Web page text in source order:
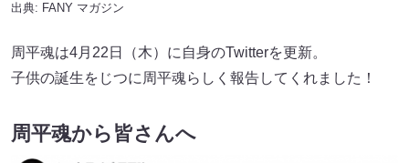
出典: FANY マガジン
周平魂は4月22日（木）に自身のTwitterを更新。
子供の誕生をじつに周平魂らしく報告してくれました！
周平魂から皆さんへ